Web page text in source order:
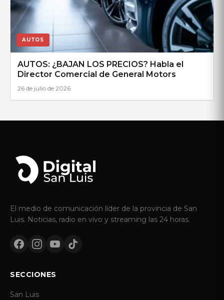
AUTOS
AUTOS: ¿BAJAN LOS PRECIOS? Habla el
Director Comercial de General Motors
26 de julio de 2026
El medio de comunicación líder de la provincia de San
Luis. Noticias, radio en vivo y streaming las 24 horas.
SECCIONES
San Luis